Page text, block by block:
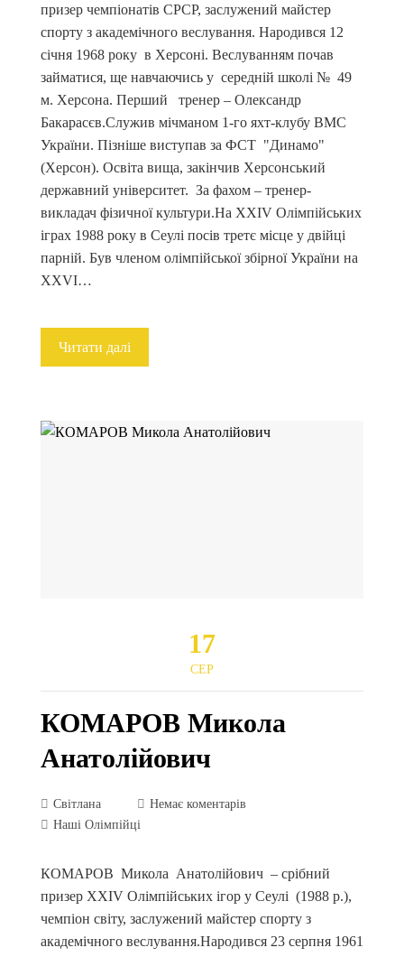
призер чемпіонатів СРСР, заслужений майстер
спорту з академічного веслування. Народився 12
січня 1968 року в Херсоні. Веслуванням почав
займатися, ще навчаючись у середній школі № 49
м. Херсона. Перший тренер – Олександр
Бакарасєв.Служив мічманом 1-го яхт-клубу ВМС
України. Пізніше виступав за ФСТ "Динамо"
(Херсон). Освіта вища, закінчив Херсонський
державний університет. За фахом – тренер-
викладач фізичної культури.На ХХІV Олімпійських
іграх 1988 року в Сеулі посів третє місце у двійці
парній. Був членом олімпійської збірної України на
XXVI…
Читати далі
17
СЕР
КОМАРОВ Микола
Анатолійович
Світлана
Немає коментарів
Наші Олімпійці
КОМАРОВ Микола Анатолійович – срібний
призер ХХІV Олімпійських ігор у Сеулі (1988 р.),
чемпіон світу, заслужений майстер спорту з
академічного веслування.Народився 23 серпня 1961